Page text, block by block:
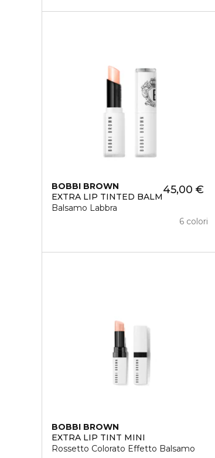
BOBBI BROWN
EXTRA LIP TINTED BALM
Balsamo Labbra
45,00 €
6 colori
BOBBI BROWN
EXTRA LIP TINT MINI
Rossetto Colorato Effetto Balsamo